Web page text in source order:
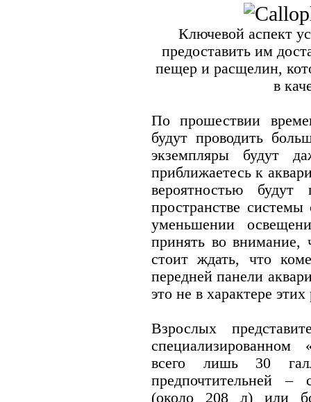
Ключевой аспект
предоставить им
пещер и расщелин,
в
По прошествии
будут проводить
экземпляры будут
приближаетесь к
вероятностью
пространстве
уменьшении
принять во
стоит ждать, что
передней панели
это не в характере
Взрослых
специализированном
всего лишь 30
предпочтительней –
(около 208 л) или